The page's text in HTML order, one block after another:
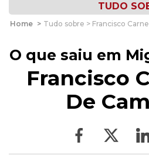
TUDO
Home > Tudo sobre > Francisco
O que saiu em
Francisco
De